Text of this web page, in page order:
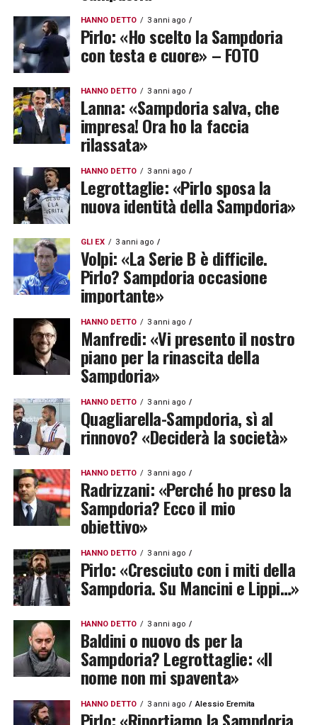
HANNO DETTO 3 anni ago
Pirlo: «Ho scelto la Sampdoria
con testa e cuore» – FOTO
HANNO DETTO 3 anni ago
Lanna: «Sampdoria salva, che
impresa! Ora ho la faccia
rilassata»
HANNO DETTO 3 anni ago
Legrottaglie: «Pirlo sposa la
nuova identità della Sampdoria»
GLI EX 3 anni ago
Volpi: «La Serie B è difficile.
Pirlo? Sampdoria occasione
importante»
HANNO DETTO 3 anni ago
Manfredi: «Vi presento il nostro
piano per la rinascita della
Sampdoria»
HANNO DETTO 3 anni ago
Quagliarella-Sampdoria, sì al
rinnovo? «Deciderà la società»
HANNO DETTO 3 anni ago
Radrizzani: «Perché ho preso la
Sampdoria? Ecco il mio
obiettivo»
HANNO DETTO 3 anni ago
Pirlo: «Cresciuto con i miti della
Sampdoria. Su Mancini e Lippi…»
HANNO DETTO 3 anni ago
Baldini o nuovo ds per la
Sampdoria? Legrottaglie: «Il
nome non mi spaventa»
HANNO DETTO 3 anni ago Alessio Eremita